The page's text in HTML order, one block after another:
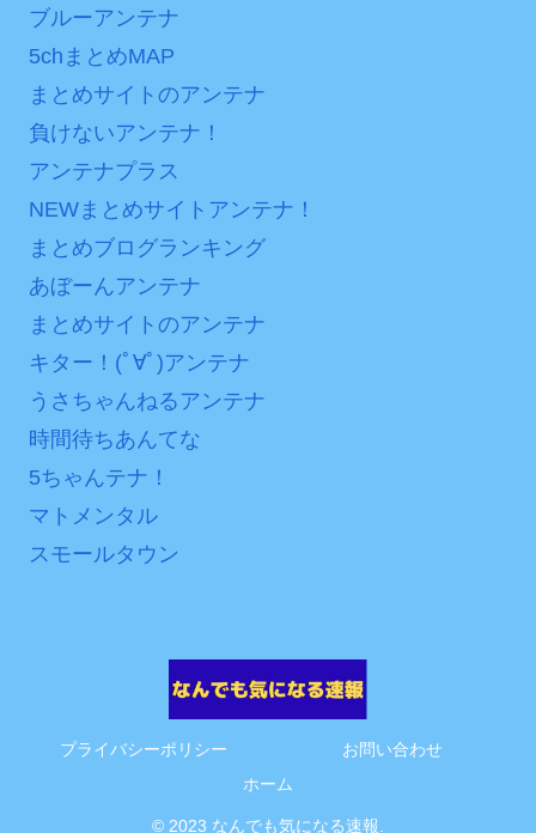
Powered by livedoor 相
互RSS
ブルーアンテナ
5chまとめMAP
まとめサイトのアンテナ
負けないアンテナ！
アンテナプラス
NEWまとめサイトアンテナ！
まとめブログランキング
あぼーんアンテナ
まとめサイトのアンテナ
キター！(ﾟ∀ﾟ)アンテナ
うさちゃんねるアンテナ
時間待ちあんてな
5ちゃんテナ！
マトメンタル
スモールタウン
プライバシーポリシー
お問い合わせ
ホーム
© 2023 なんでも気になる速報.